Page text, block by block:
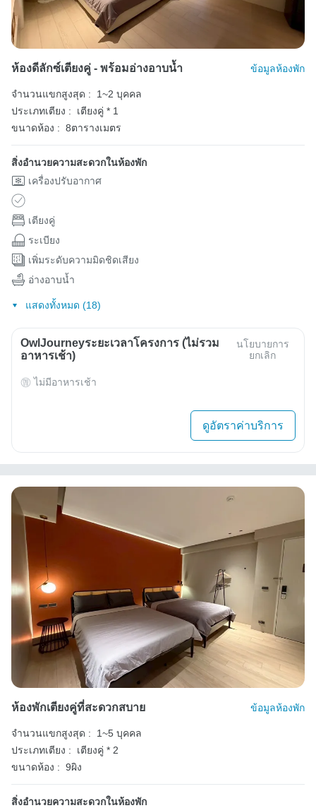
ห้องดีลักซ์เตียงคู่ - พร้อมอ่างอาบน้ำ ข้อมูลห้องพัก
จำนวนแขกสูงสุด :
1~2 บุคคล
ประเภทเตียง :
เตียงคู่ * 1
ขนาดห้อง : 8ตารางเมตร
สิ่งอำนวยความสะดวกในห้องพัก
เครื่องปรับอากาศ
เตียงคู่
ระเบียง
เพิ่มระดับความมิดชิดเสียง
อ่างอาบน้ำ
แสดงทั้งหมด (18)
OwlJourneyระยะเวลาโครงการ (ไม่รวม
อาหารเช้า)
นโยบายการ
ยกเลิก
ไม่มีอาหารเช้า
ดูอัตราค่าบริการ
ห้องพักเตียงคู่ที่สะดวกสบาย ข้อมูลห้องพัก
จำนวนแขกสูงสุด :
1~5 บุคคล
ประเภทเตียง :
เตียงคู่ * 2
ขนาดห้อง : 9ผิง
สิ่งอำนวยความสะดวกในห้องพัก